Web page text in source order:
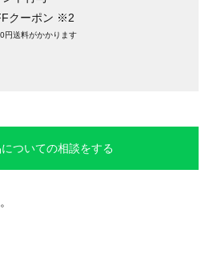
クーポン ※2
送料がかかります
ついての相談をする